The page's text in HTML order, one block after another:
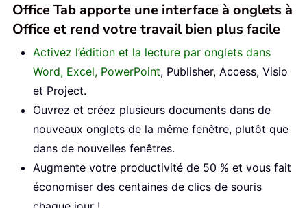
Office Tab apporte une interface à onglets à
Office et rend votre travail bien plus facile
Activez l’édition et la lecture par onglets dans
Word, Excel, PowerPoint, Publisher, Access, Visio
et Project.
Ouvrez et créez plusieurs documents dans de
nouveaux onglets de la même fenêtre, plutôt que
dans de nouvelles fenêtres.
Augmente votre productivité de 50 % et vous fait
économiser des centaines de clics de souris